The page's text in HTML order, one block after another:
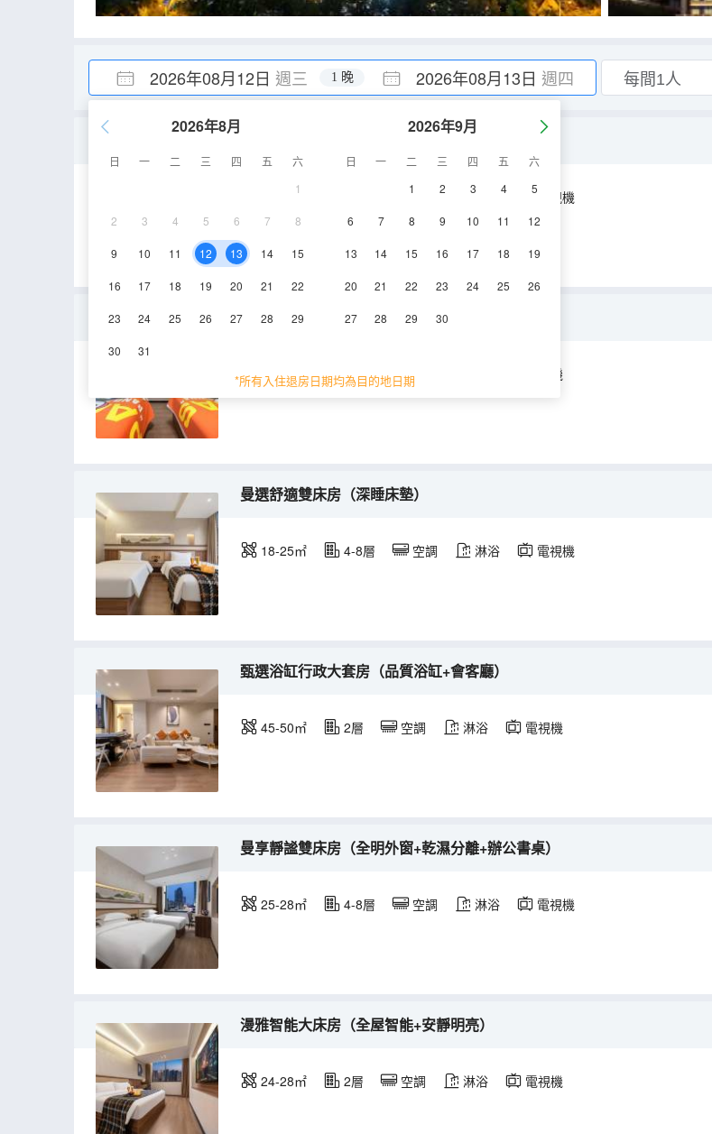
2026年08月12日 週三 2026年08月13日 週四
1 晚
2026年8月
日 一 二 三 四 五
六
1
2 3 4 5 6 7 8
9 10 11 12 13 14 15
16 17 18 19 20 21 22
23 24 25 26 27 28 29
30 31
2026年9月
日 一 二 三 四 五
六
1
2 3 4 5
6 7 8 9 10 11 12
13 14 15 16 17 18 19
20 21 22 23 24 25 26
27 28 29 30
*所有入住退房日期均為目的地日期
曼享靜謐大床房（窗明幾靜+品牌床墊）
25-28㎡ 空調 淋浴 電視機
温馨舒適家庭親子房（乾濕分離+選材環保）
26-30㎡ 3層 空調 電視機
曼選舒適雙床房（深睡床墊）
18-25㎡ 4-8層 空調 淋浴 電視機
甄選浴缸行政大套房（品質浴缸+會客廳）
45-50㎡ 2層 空調 淋浴 電視機
曼享靜謐雙床房（全明外窗+乾濕分離+辦公書桌）
25-28㎡ 4-8層 空調 淋浴 電視機
漫雅智能大床房（全屋智能+安靜明亮）
24-28㎡ 2層 空調 淋浴 電視機